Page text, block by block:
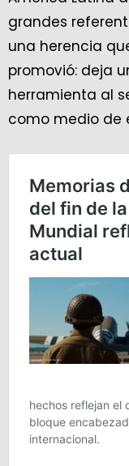
grandes
una herencia
promovió: deja
herramienta al
como medio de